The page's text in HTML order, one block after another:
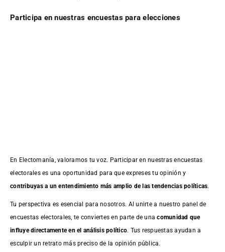
Participa en nuestras encuestas para elecciones
En Electomanía, valoramos tu voz. Participar en nuestras encuestas
electorales es una oportunidad para que expreses tu opinión y
contribuyas a un entendimiento más amplio de las tendencias políticas.
Tu perspectiva es esencial para nosotros. Al unirte a nuestro panel de
encuestas electorales, te conviertes en parte de unacomunidad que
influye directamente en el análisis político. Tus respuestas ayudan a
esculpir un retrato más preciso de la opinión pública.